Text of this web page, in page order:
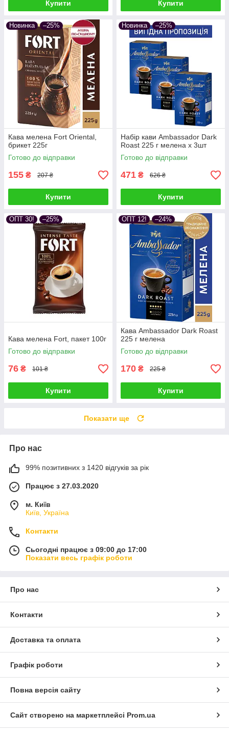
Купити Купити
Новинка –25%
Кава мелена Fort Oriental,
брикет 225г
Готово до відправки
155 ₴ 207 ₴
Купити
Новинка –25%
Набір кави Ambassador Dark
Roast 225 г мелена х 3шт
Готово до відправки
471 ₴ 626 ₴
Купити
ОПТ 30! –25%
Кава мелена Fort, пакет 100г
Готово до відправки
76 ₴ 101 ₴
Купити
ОПТ 12! –24%
Кава Ambassador Dark Roast
225 г мелена
Готово до відправки
170 ₴ 225 ₴
Купити
Показати ще
Про нас
99% позитивних з 1420 відгуків за рік
Працює з 27.03.2020
м. Київ
Київ, Україна
Контакти
Сьогодні працює з 09:00 до 17:00
Показати весь графік роботи
Про нас
Контакти
Доставка та оплата
Графік роботи
Повна версія сайту
Сайт створено на маркетплейсі Prom.ua